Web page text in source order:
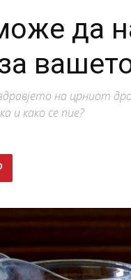
да
на црниот
и како се пие?